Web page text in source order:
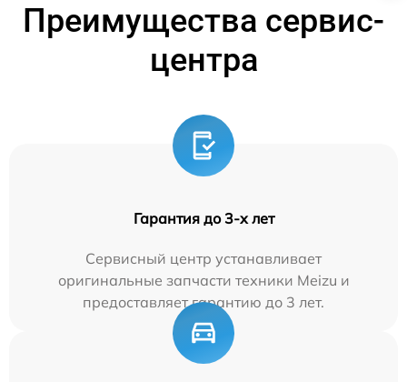
Преимущества сервис-
центра
Гарантия до 3-х лет
Сервисный центр устанавливает
оригинальные запчасти техники Meizu и
предоставляет гарантию до 3 лет.